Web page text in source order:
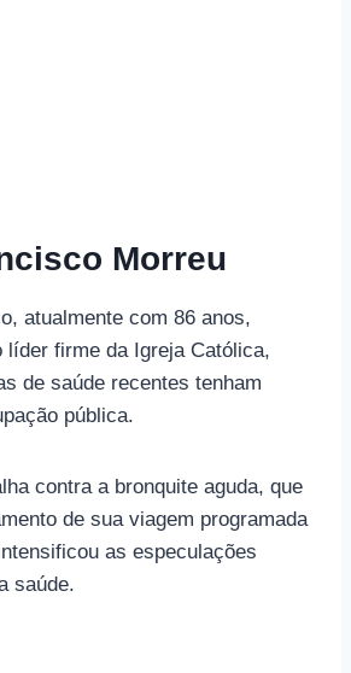
Morreu
atualmente com 86 anos,
líder firme da Igreja Católica,
de saúde recentes tenham
pública.
contra a bronquite aguda, que
de sua viagem programada
as especulações
saúde.